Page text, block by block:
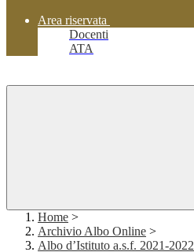
Area riservata
Docenti
ATA
Home >
Archivio Albo Online >
Albo d’Istituto a.s.f. 2021-2022